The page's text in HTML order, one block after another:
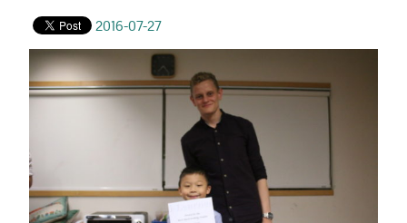
2016-07-27